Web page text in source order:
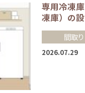
専用冷凍
凍庫）の
間取り
2026.07.29